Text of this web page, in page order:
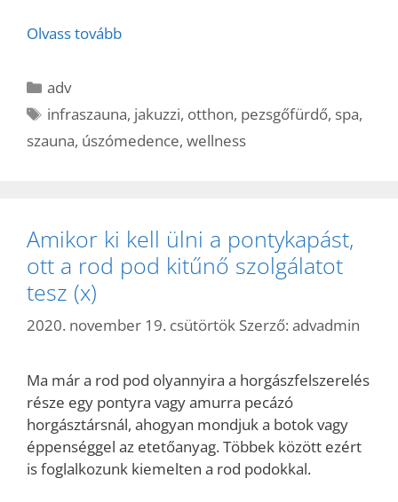
Olvass tovább
Kategória
adv
Címkék
infraszauna, jakuzzi, otthon, pezsgőfürdő, spa,
szauna, úszómedence, wellness
Amikor ki kell ülni a pontykapást,
ott a rod pod kitűnő szolgálatot
tesz (x)
2020. november 19. csütörtök Szerző: advadmin
Ma már a rod pod olyannyira a horgászfelszerelés
része egy pontyra vagy amurra pecázó
horgásztársnál, ahogyan mondjuk a botok vagy
éppenséggel az etetőanyag. Többek között ezért
is foglalkozunk kiemelten a rod podokkal.